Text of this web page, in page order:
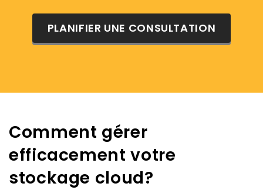
PLANIFIER UNE CONSULTATION
Comment gérer
efficacement votre
stockage cloud?